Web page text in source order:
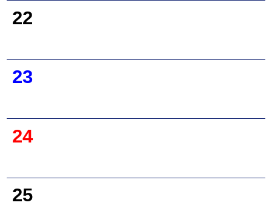
22
23
24
25